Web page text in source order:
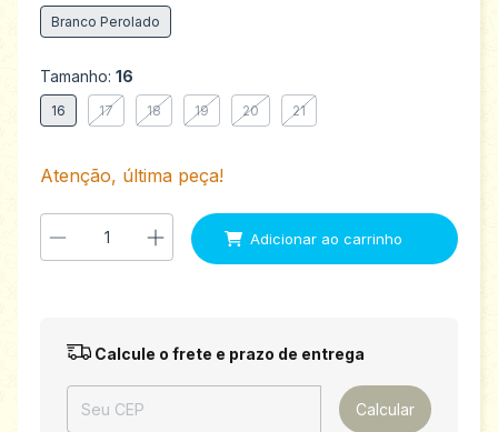
Branco Perolado
Tamanho: 16
16 17 18 19 20 21
Atenção, última peça!
Entregas para o CEP: Alterar CEP
Calcule o frete e prazo de entrega
Calcular